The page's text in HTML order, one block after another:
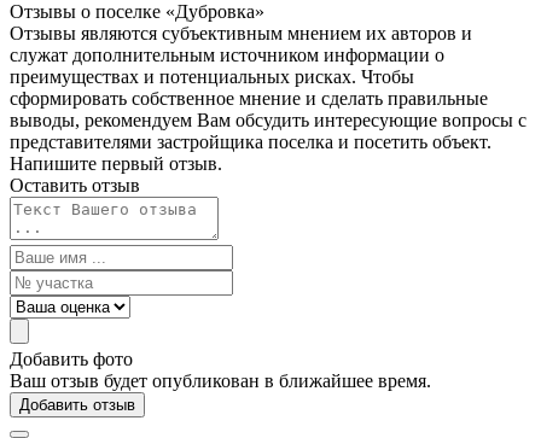
Отзывы о поселке «Дубровка»
Отзывы являются субъективным мнением их авторов и
служат дополнительным источником информации о
преимуществах и потенциальных рисках. Чтобы
сформировать собственное мнение и сделать правильные
выводы, рекомендуем Вам обсудить интересующие вопросы с
представителями застройщика поселка и посетить объект.
Напишите первый отзыв.
Оставить отзыв
Добавить фото
Ваш отзыв будет опубликован в ближайшее время.
Добавить отзыв